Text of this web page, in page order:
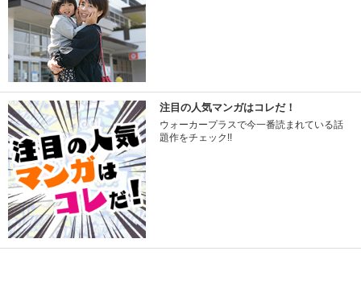
注目の人気マンガはコレだ！
ウォーカープラスで今一番読まれている話
題作をチェック!!